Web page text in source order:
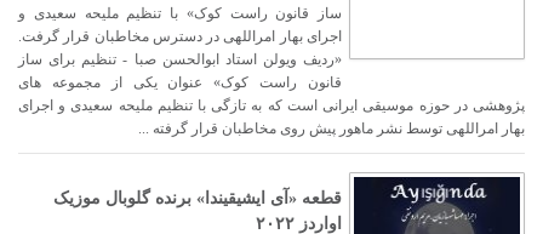
ساز قانون راست کوک» با تنظیم ملیحه سعیدی و
اجرای بهار امراللهی در دسترس مخاطبان قرار گرفت.
«ردیف ویولن استاد ابوالحسن صبا - تنظیم برای ساز
قانون راست کوک» عنوان یکی از مجموعه های
پژوهشی در حوزه موسیقی ایرانی است که به تازگی با تنظیم ملیحه سعیدی و اجرای
بهار امراللهی توسط نشر ماهور پیش روی مخاطبان قرار گرفته ...
قطعه «آی ایشیقیندا» برنده گلوبال موزیک
اواردز ۲۰۲۲